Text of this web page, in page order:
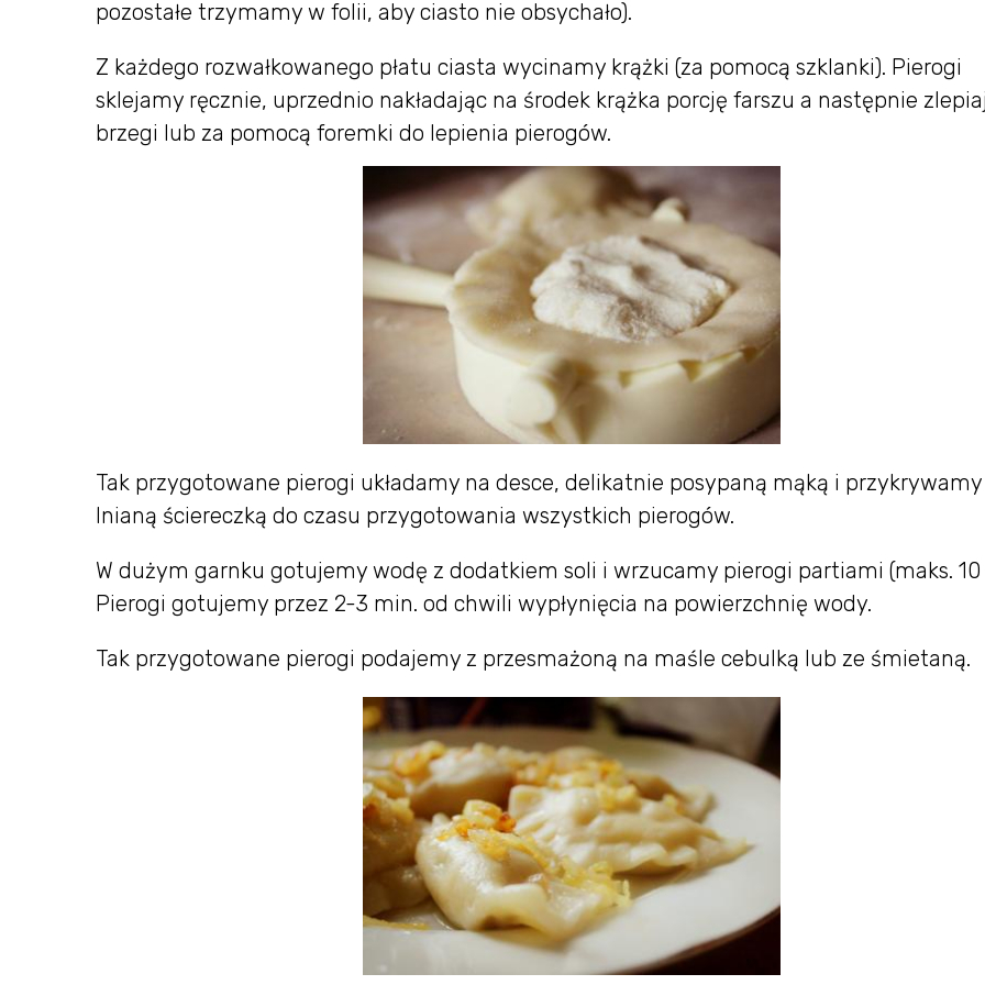
pozostałe trzymamy w folii, aby ciasto nie obsychało).
Z każdego rozwałkowanego płatu ciasta wycinamy krążki (za pomocą szklanki). Pierogi
sklejamy ręcznie, uprzednio nakładając na środek krążka porcję farszu a następnie
brzegi lub za pomocą foremki do lepienia pierogów.
Tak przygotowane pierogi układamy na desce, delikatnie posypaną mąką i przykrywamy
lnianą ściereczką do czasu przygotowania wszystkich pierogów.
W dużym garnku gotujemy wodę z dodatkiem soli i wrzucamy pierogi partiami (maks. 10
Pierogi gotujemy przez 2-3 min. od chwili wypłynięcia na powierzchnię wody.
Tak przygotowane pierogi podajemy z przesmażoną na maśle cebulką lub ze śmietaną.